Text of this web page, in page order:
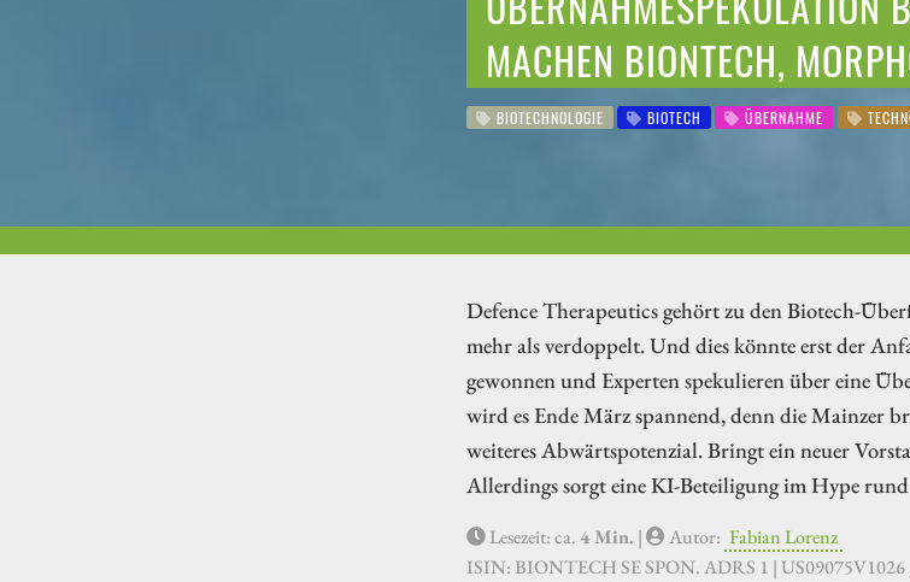
MACHEN BIONTECH,
BIOTECHNOLOGIE BIOTECH ÜBERNAHME
Defence Therapeutics gehört zu den Biotech-
mehr als verdoppelt. Und dies könnte erst der
gewonnen und Experten spekulieren über eine
wird es Ende März spannend, denn die Mainzer
weiteres Abwärtspotenzial. Bringt ein neuer
Allerdings sorgt eine KI-Beteiligung im Hype
Lesezeit: ca.4 Min. | Autor: Fabian Lorenz
ISIN: BIONTECH SE SPON. ADRS 1 |